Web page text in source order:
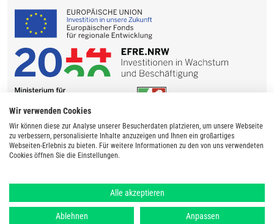
Wir verwenden Cookies
Wir können diese zur Analyse unserer Besucherdaten platzieren, um unsere Webseite
zu verbessern, personalisierte Inhalte anzuzeigen und Ihnen ein großartiges
Webseiten-Erlebnis zu bieten. Für weitere Informationen zu den von uns verwendeten
Cookies öffnen Sie die Einstellungen.
Alle akzeptieren
Ablehnen Anpassen